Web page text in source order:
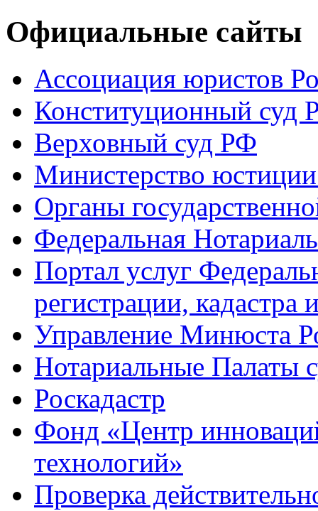
Официальные сайты
Ассоциация юристов
Конституционный суд
Верховный суд РФ
Министерство
Органы
Федеральная
Портал услуг
регистрации, кадастра
Управление Минюста
Нотариальные Палаты
Роскадастр
Фонд «Центр
технологий»
Проверка